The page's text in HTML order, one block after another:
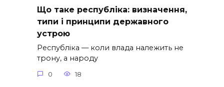
Що таке республіка: визначення,
типи і принципи державного
устрою
Республіка — коли влада належить не
трону, а народу
0 18